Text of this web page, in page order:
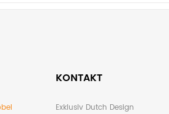
KONTAKT
Exklusiv Dutch Design